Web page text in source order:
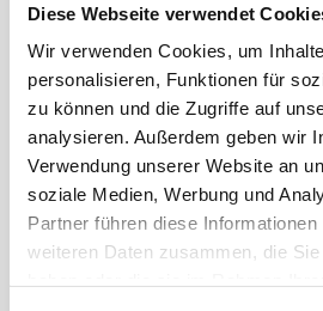
Diese Webseite verwendet
Wir verwenden Cookies, um
personalisieren, Funktionen für
zu können und die Zugriffe auf
analysieren. Außerdem geben wir
Verwendung unserer Website an
soziale Medien, Werbung und
Partner führen diese
weiteren Daten zusammen, die